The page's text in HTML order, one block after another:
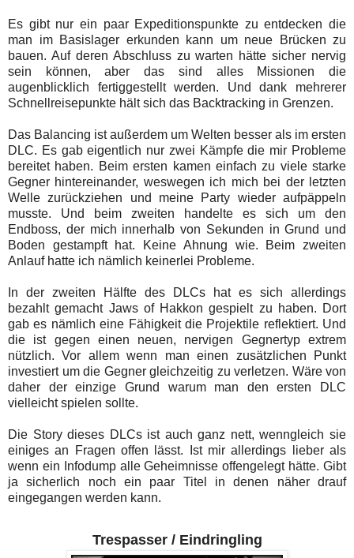
Es gibt nur ein paar Expeditionspunkte zu entdecken die
man im Basislager erkunden kann um neue Brücken zu
bauen. Auf deren Abschluss zu warten hätte sicher nervig
sein können, aber das sind alles Missionen die
augenblicklich fertiggestellt werden. Und dank mehrerer
Schnellreisepunkte hält sich das Backtracking in Grenzen.
Das Balancing ist außerdem um Welten besser als im ersten
DLC. Es gab eigentlich nur zwei Kämpfe die mir Probleme
bereitet haben. Beim ersten kamen einfach zu viele starke
Gegner hintereinander, weswegen ich mich bei der letzten
Welle zurückziehen und meine Party wieder aufpäppeln
musste. Und beim zweiten handelte es sich um den
Endboss, der mich innerhalb von Sekunden in Grund und
Boden gestampft hat. Keine Ahnung wie. Beim zweiten
Anlauf hatte ich nämlich keinerlei Probleme.
In der zweiten Hälfte des DLCs hat es sich allerdings
bezahlt gemacht Jaws of Hakkon gespielt zu haben. Dort
gab es nämlich eine Fähigkeit die Projektile reflektiert. Und
die ist gegen einen neuen, nervigen Gegnertyp extrem
nützlich. Vor allem wenn man einen zusätzlichen Punkt
investiert um die Gegner gleichzeitig zu verletzen. Wäre von
daher der einzige Grund warum man den ersten DLC
vielleicht spielen sollte.
Die Story dieses DLCs ist auch ganz nett, wenngleich sie
einiges an Fragen offen lässt. Ist mir allerdings lieber als
wenn ein Infodump alle Geheimnisse offengelegt hätte. Gibt
ja sicherlich noch ein paar Titel in denen näher drauf
eingegangen werden kann.
Trespasser / Eindringling